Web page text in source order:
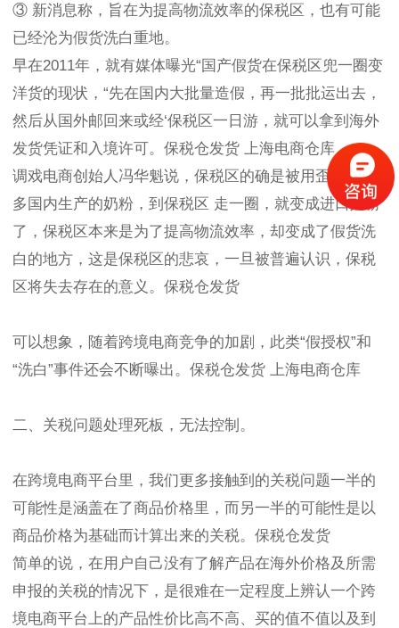
③ 新消息称，旨在为提高物流效率的保税区，也有可能
已经沦为假货洗白重地。
早在2011年，就有媒体曝光“国产假货在保税区兜一圈变
洋货的现状，“先在国内大批量造假，再一批批运出去，
然后从国外邮回来或经‘保税区一日游，就可以拿到海外
发货凭证和入境许可。保税仓发货 上海电商仓库
调戏电商创始人冯华魁说，保税区的确是被用歪了，很
多国内生产的奶粉，到保税区 走一圈，就变成进口奶粉
了，保税区本来是为了提高物流效率，却变成了假货洗
白的地方，这是保税区的悲哀，一旦被普遍认识，保税
区将失去存在的意义。保税仓发货
可以想象，随着跨境电商竞争的加剧，此类“假授权”和
“洗白”事件还会不断曝出。保税仓发货 上海电商仓库
二、关税问题处理死板，无法控制。
在跨境电商平台里，我们更多接触到的关税问题一半的
可能性是涵盖在了商品价格里，而另一半的可能性是以
商品价格为基础而计算出来的关税。保税仓发货
简单的说，在用户自己没有了解产品在海外价格及所需
申报的关税的情况下，是很难在一定程度上辨认一个跨
境电商平台上的产品性价比高不高、买的值不值以及到